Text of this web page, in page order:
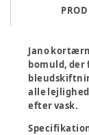
Jano
bomuld, der
alle
efter vask.